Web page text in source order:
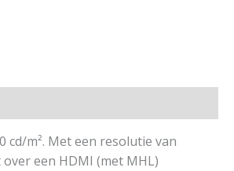
cd/m². Met een resolutie van
een HDMI (met MHL)